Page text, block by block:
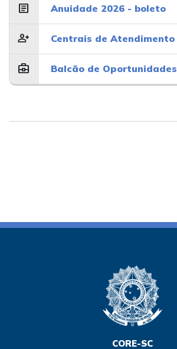
article Anuidade 2026 - boleto
person_add Centrais de Atendimento
business_center Balcão de Oportunidades
CORE-SC